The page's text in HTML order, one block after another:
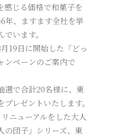
感じる価格で和菓子を
年、ますます全社を挙
います。
19日に開始した「どっ
ンペーンのご案内で
選で合計20名様に、東
レゼントいたします。
ニューアルをした大人
の団子」シリーズ、東